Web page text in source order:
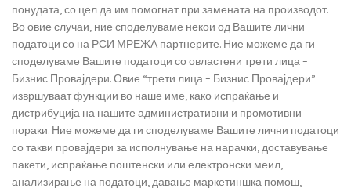
понудата, со цел да им помогнат при замената на производот.
Во овие случаи, ние споделуваме некои од Вашите лични
податоци со на РСИ МРЕЖА партнерите. Ние можеме да ги
споделуваме Вашите податоци со овластени трети лица –
Бизнис Провајдери. Овие “трети лица – Бизнис Провајдери”
извршуваат функции во наше име, како испраќање и
дистрибуција на нашите административни и промотивни
пораки. Ние можеме да ги споделуваме Вашите лични податоци
со такви провајдери за исполнување на нарачки, доставување
пакети, испраќање поштенски или електронски меил,
анализирање на податоци, давање маркетиншка помош,